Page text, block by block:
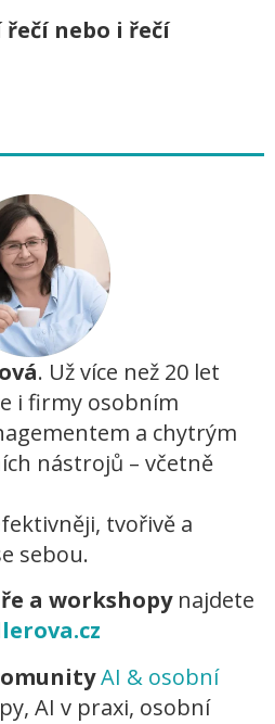
nebo i řečí
. Už více než 20 let
i firmy osobním
a chytrým
nástrojů – včetně
tvořivě a
sebou.
a workshopynajdete
AI & osobní
AI v praxi, osobní